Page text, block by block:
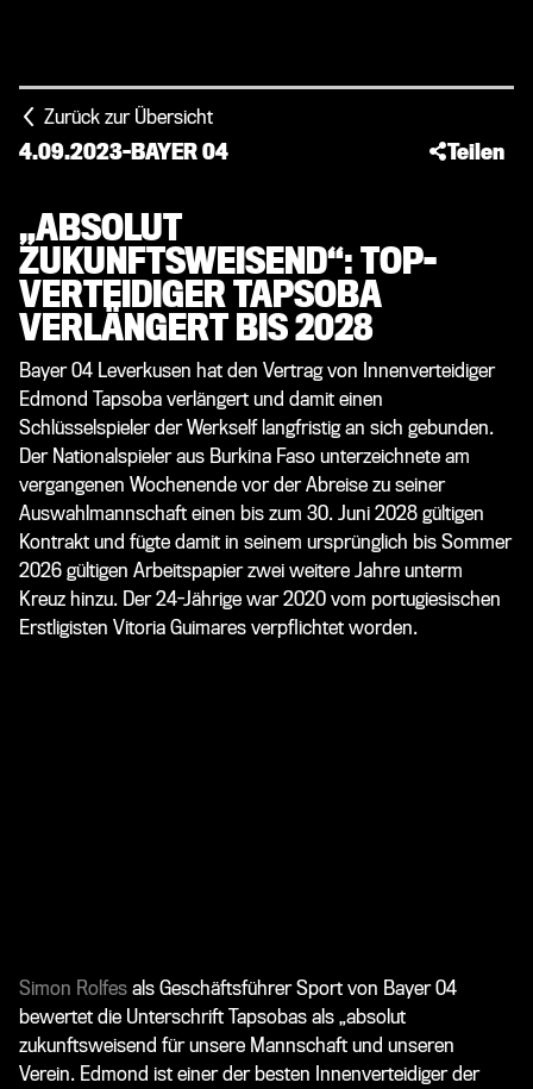
Zurück zur Übersicht
4.09.2023-BAYER 04 Teilen
„ABSOLUT
ZUKUNFTSWEISEND“: TOP-
VERTEIDIGER TAPSOBA
VERLÄNGERT BIS 2028
Bayer 04 Leverkusen hat den Vertrag von Innenverteidiger
Edmond Tapsoba verlängert und damit einen
Schlüsselspieler der Werkself langfristig an sich gebunden.
Der Nationalspieler aus Burkina Faso unterzeichnete am
vergangenen Wochenende vor der Abreise zu seiner
Auswahlmannschaft einen bis zum 30. Juni 2028 gültigen
Kontrakt und fügte damit in seinem ursprünglich bis Sommer
2026 gültigen Arbeitspapier zwei weitere Jahre unterm
Kreuz hinzu. Der 24-Jährige war 2020 vom portugiesischen
Erstligisten Vitoria Guimares verpflichtet worden.
Simon Rolfes als Geschäftsführer Sport von Bayer 04
bewertet die Unterschrift Tapsobas als „absolut
zukunftsweisend für unsere Mannschaft und unseren
Verein. Edmond ist einer der besten Innenverteidiger der